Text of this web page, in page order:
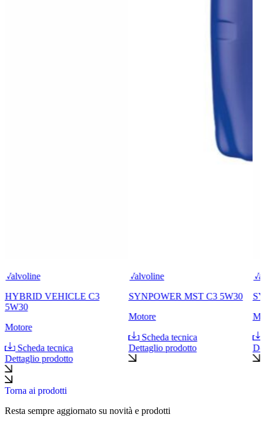
Valvoline
HYBRID VEHICLE C3
5W30
Motore
Scheda tecnica
Dettaglio prodotto
Valvoline
SYNPOWER MST C3 5W30
Motore
Scheda tecnica
Dettaglio prodotto
Torna ai prodotti
Resta sempre aggiornato su novità e prodotti